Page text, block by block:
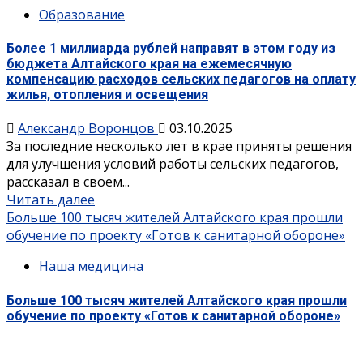
Образование
Более 1 миллиарда рублей направят в этом году из
бюджета Алтайского края на ежемесячную
компенсацию расходов сельских педагогов на оплату
жилья, отопления и освещения
Александр Воронцов
03.10.2025
За последние несколько лет в крае приняты решения
для улучшения условий работы сельских педагогов,
рассказал в своем...
Читать далее
Больше 100 тысяч жителей Алтайского края прошли
обучение по проекту «Готов к санитарной обороне»
Наша медицина
Больше 100 тысяч жителей Алтайского края прошли
обучение по проекту «Готов к санитарной обороне»